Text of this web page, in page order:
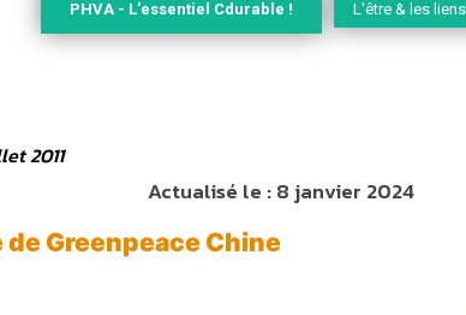
PHVA - L'essentiel Cdurable ! L'être & les liens
2011
Actualisé le :8 janvier 2024
Greenpeace Chine